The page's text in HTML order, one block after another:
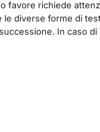
favore richiede
diverse forme di
In caso